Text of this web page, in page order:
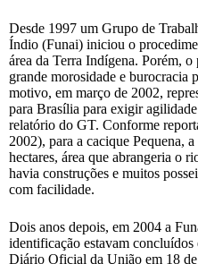
Desde 1997 um Grupo de
Índio (Funai) iniciou o
área da Terra Indígena. Porém,
grande morosidade e burocracia
motivo, em março de 2002,
para Brasília para exigir
relatório do GT. Conforme
2002), para a cacique Pequena,
hectares, área que abrangeria o
havia construções e muitos
com facilidade.
Dois anos depois, em 2004 a
identificação estavam
Diário Oficial da União em 18